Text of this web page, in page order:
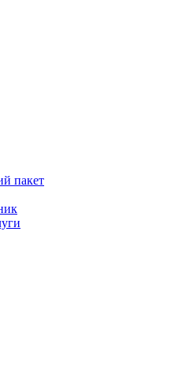
пакет